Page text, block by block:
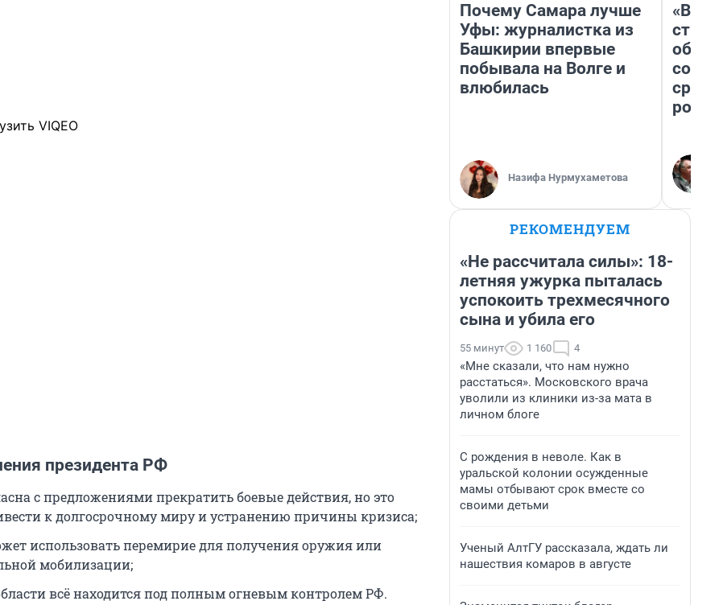
VIQEO
президента РФ
с предложениями прекратить боевые действия, но это
к долгосрочному миру и устранению причины кризиса;
использовать перемирие для получения оружия или
мобилизации;
всё находится под полным огневым контролем РФ.
Почему Самара лучше
Уфы: журналистка из
Башкирии впервые
побывала на Волге и
влюбилась
Назифа Нурмухаметова
«В
РЕКОМЕНДУЕМ
«Не рассчитала силы»: 18-
летняя ужурка пыталась
успокоить трехмесячного
сына и убила его
55 минут 1 160 4
«Мне сказали, что нам нужно
расстаться». Московского врача
уволили из клиники из-за мата в
личном блоге
С рождения в неволе. Как в
уральской колонии осужденные
мамы отбывают срок вместе со
своими детьми
Ученый АлтГУ рассказала, ждать ли
нашествия комаров в августе